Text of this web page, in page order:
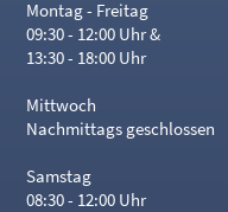
Montag - Freitag
09:30 - 12:00 Uhr &
13:30 - 18:00 Uhr
Mittwoch
Nachmittags geschlossen
Samstag
08:30 - 12:00 Uhr